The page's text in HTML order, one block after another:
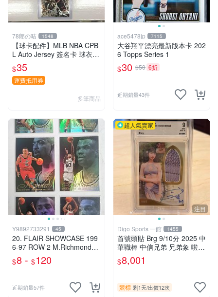
78郎の咭 1548
【球卡配件】MLB NBA CPB
L Auto Jersey 簽名卡 球衣
球員卡專用 白條紙盒 一般普
卡可放約3-400張
$35
運費抵用券
多筆商品
ace5478jp 7115
大谷翔平漂亮最新版本卡 202
6 Topps Series 1
$30 $50 6折
近期銷量43件
Y9892733291 45
20. FLAIR SHOWCASE 199
6-97 ROW 2 M.Richmond、
C.Barkley、J.Howard、D.Ro
binson....
$8 - $120
近期銷量57件
注目
超人氣賣家
Digo Sports 一館 1455
首號頭貼 Brg 9/10分 2025 中
華職棒 中信兄弟 兄弟象 啦啦
隊 Passion Sisters 沛婕 儀諪
比基尼衣物簽名卡 限量1/8
$8,001
競標 剩1天/出價12次